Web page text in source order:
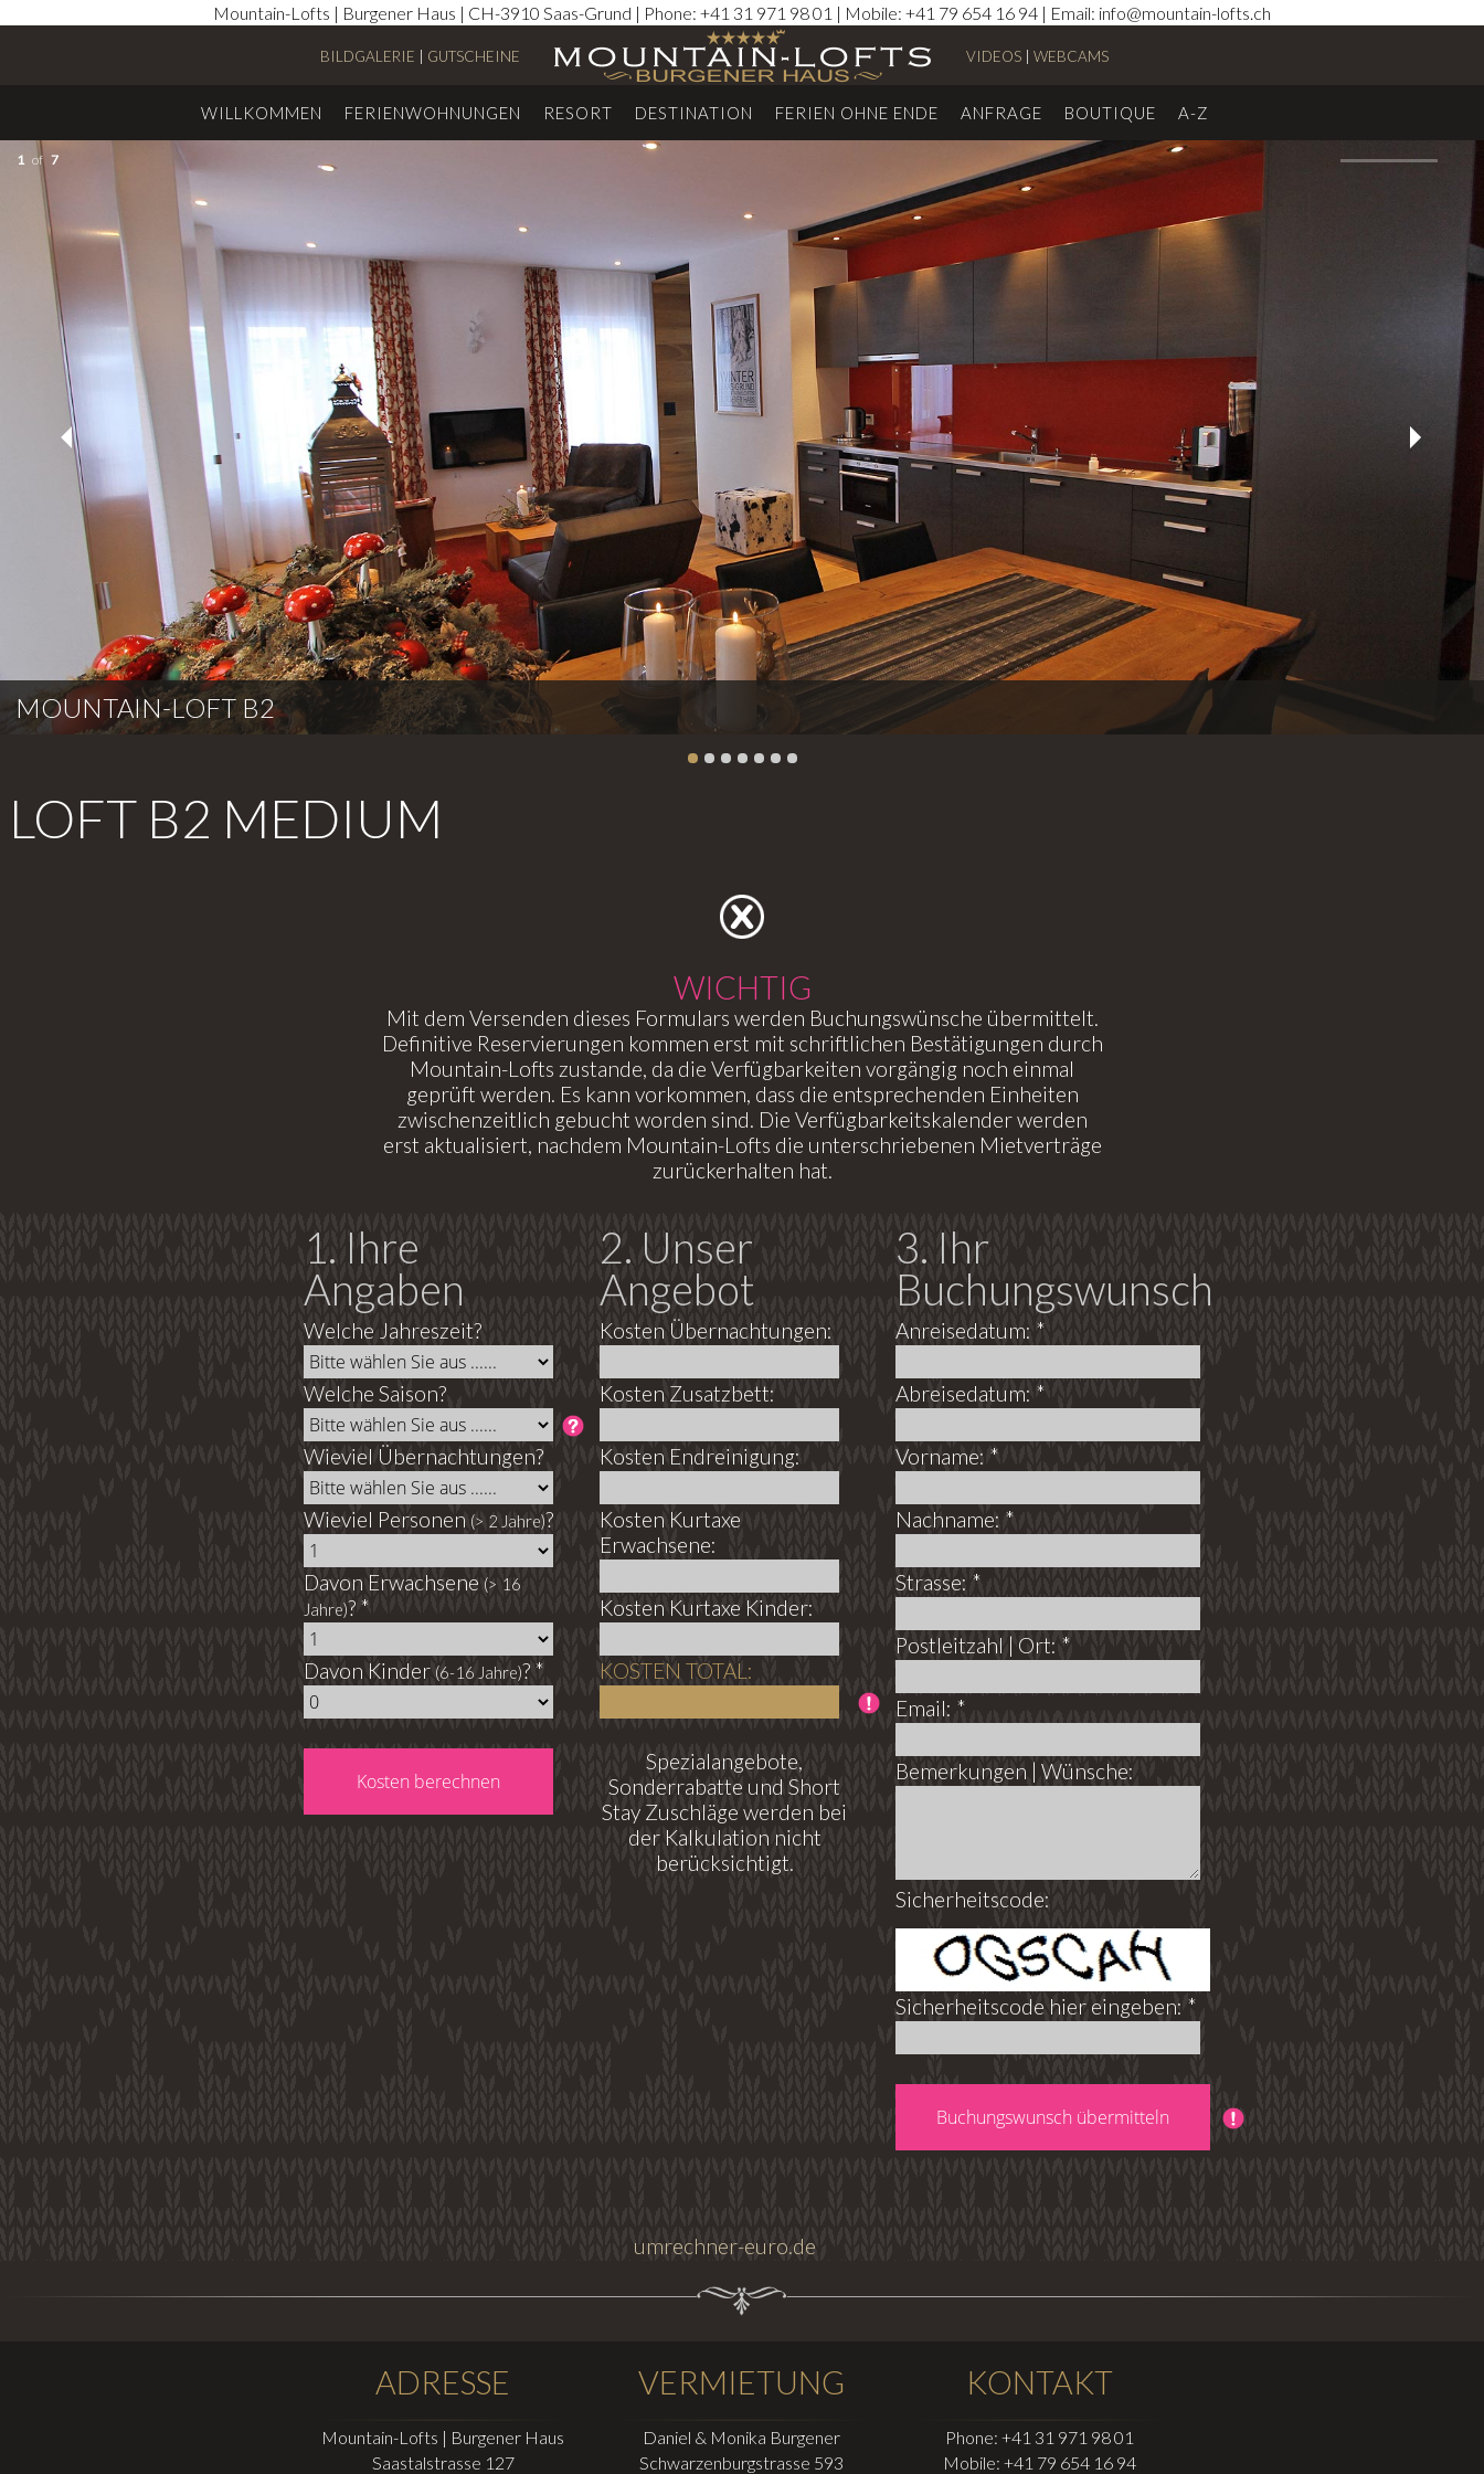
Mountain-Lofts | Burgener Haus | CH-3910 Saas-Grund | Phone: +41 31 971 98 01 | Mobile: +41 79 654 16 94 | Email: info@mountain-lofts.ch
BILDGALERIE GUTSCHEINE VIDEOS WEBCAMS
WILLKOMMEN FERIENWOHNUNGEN RESORT DESTINATION FERIEN OHNE ENDE ANFRAGE BOUTIQUE A-Z
MOUNTAIN-LOFT B2
MOUNTAIN-LOFT B2
1 of 7
LOFT B2 MEDIUM
WICHTIG
Mit dem Versenden dieses Formulars werden Buchungswünsche übermittelt.
Definitive Reservierungen kommen erst mit schriftlichen Bestätigungen durch
Mountain-Lofts zustande, da die Verfügbarkeiten vorgängig noch einmal
geprüft werden. Es kann vorkommen, dass die entsprechenden Einheiten
zwischenzeitlich gebucht worden sind. Die Verfügbarkeitskalender werden
erst aktualisiert, nachdem Mountain-Lofts die unterschriebenen Mietverträge
zurückerhalten hat.
1. Ihre
Angaben
Welche Jahreszeit?
Welche Saison?
Wieviel Übernachtungen?
Wieviel Personen (> 2 Jahre)?
Davon Erwachsene (> 16
Jahre)? *
Davon Kinder (6-16 Jahre)? *
2. Unser
Angebot
Kosten Übernachtungen:
Kosten Zusatzbett:
Kosten Endreinigung:
Kosten Kurtaxe
Erwachsene:
Kosten Kurtaxe Kinder:
KOSTEN TOTAL:
Spezialangebote,
Sonderrabatte und Short
Stay Zuschläge werden bei
der Kalkulation nicht
berücksichtigt.
umrechner-euro.de
3. Ihr
Buchungswunsch
Anreisedatum: *
Abreisedatum: *
Vorname: *
Nachname: *
Strasse: *
Postleitzahl | Ort: *
Email: *
Bemerkungen | Wünsche:
Sicherheitscode:
Sicherheitscode hier eingeben: *
ADRESSE VERMIETUNG KONTAKT
Mountain-Lofts | Burgener Haus
Saastalstrasse 127
Daniel & Monika Burgener
Schwarzenburgstrasse 593
Phone: +41 31 971 98 01
Mobile: +41 79 654 16 94